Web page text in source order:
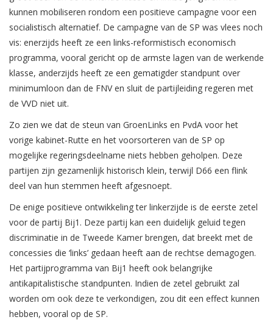
kunnen mobiliseren rondom een positieve campagne voor een
socialistisch alternatief. De campagne van de SP was vlees noch
vis: enerzijds heeft ze een links-reformistisch economisch
programma, vooral gericht op de armste lagen van de werkende
klasse, anderzijds heeft ze een gematigder standpunt over
minimumloon dan de FNV en sluit de partijleiding regeren met
de VVD niet uit.
Zo zien we dat de steun van GroenLinks en PvdA voor het
vorige kabinet-Rutte en het voorsorteren van de SP op
mogelijke regeringsdeelname niets hebben geholpen. Deze
partijen zijn gezamenlijk historisch klein, terwijl D66 een flink
deel van hun stemmen heeft afgesnoept.
De enige positieve ontwikkeling ter linkerzijde is de eerste zetel
voor de partij Bij1. Deze partij kan een duidelijk geluid tegen
discriminatie in de Tweede Kamer brengen, dat breekt met de
concessies die ‘links’ gedaan heeft aan de rechtse demagogen.
Het partijprogramma van Bij1 heeft ook belangrijke
antikapitalistische standpunten. Indien de zetel gebruikt zal
worden om ook deze te verkondigen, zou dit een effect kunnen
hebben, vooral op de SP.